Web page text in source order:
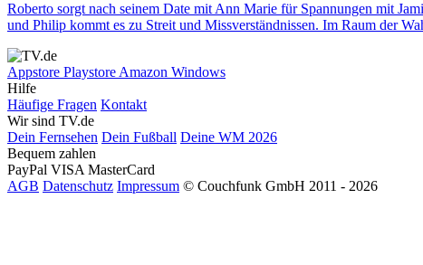
Roberto sorgt nach seinem Date mit Ann Marie für Spannungen mit
und Philip kommt es zu Streit und Missverständnissen. Im Raum der
Appstore PlaystoreAmazon Windows
Hilfe
Häufige Fragen Kontakt
Wir sind TV.de
Dein Fernsehen Dein Fußball Deine WM 2026
Bequem zahlen
PayPal VISAMasterCard
AGB Datenschutz Impressum © Couchfunk GmbH 2011 - 2026